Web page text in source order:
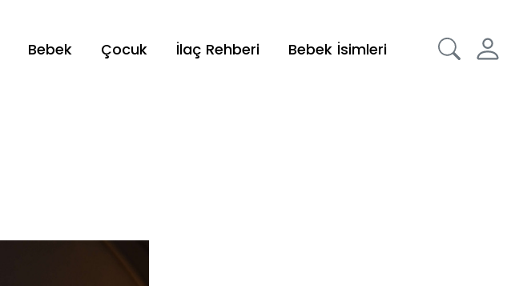
Bebek Çocuk İlaç Rehberi Bebek İsimleri